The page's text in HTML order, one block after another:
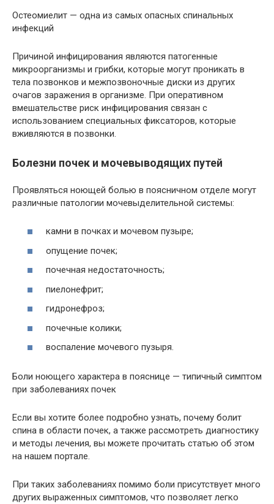
Остеомиелит — одна из самых опасных спинальных
инфекций
Причиной инфицирования являются патогенные
микроорганизмы и грибки, которые могут проникать в
тела позвонков и межпозвоночные диски из других
очагов заражения в организме. При оперативном
вмешательстве риск инфицирования связан с
использованием специальных фиксаторов, которые
вживляются в позвонки.
Болезни почек и мочевыводящих путей
Проявляться ноющей болью в поясничном отделе могут
различные патологии мочевыделительной системы:
камни в почках и мочевом пузыре;
опущение почек;
почечная недостаточность;
пиелонефрит;
гидронефроз;
почечные колики;
воспаление мочевого пузыря.
Боли ноющего характера в пояснице — типичный симптом
при заболеваниях почек
Если вы хотите более подробно узнать, почему болит
спина в области почек, а также рассмотреть диагностику
и методы лечения, вы можете прочитать статью об этом
на нашем портале.
При таких заболеваниях помимо боли присутствует много
других выраженных симптомов, что позволяет легко